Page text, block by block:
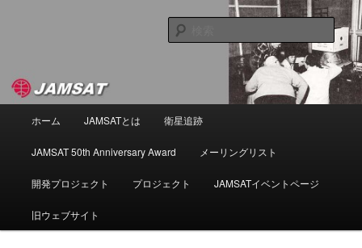
検
索
ホーム JAMSATとは 衛星追跡
JAMSAT 50th Anniversary Award メーリングリスト
開発プロジェクト プロジェクト JAMSATイベントページ
旧ウェブサイト